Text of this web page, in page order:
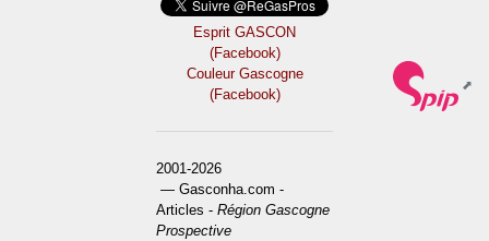
Esprit GASCON
(Facebook)
Couleur Gascogne
(Facebook)
2001-2026
— Gasconha.com -
Articles -Région Gascogne
Prospective